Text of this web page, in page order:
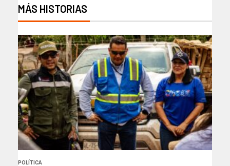
MÁS HISTORIAS
POLÍTICA